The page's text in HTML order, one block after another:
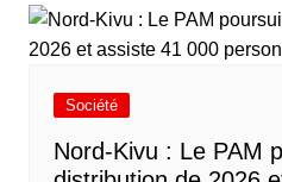
Société
Nord-Kivu : Le PAM